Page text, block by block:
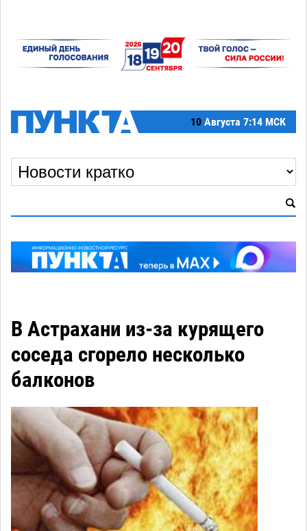
10 Августа 7:14 МСК
В Астрахани из-за курящего
соседа сгорело несколько
балконов